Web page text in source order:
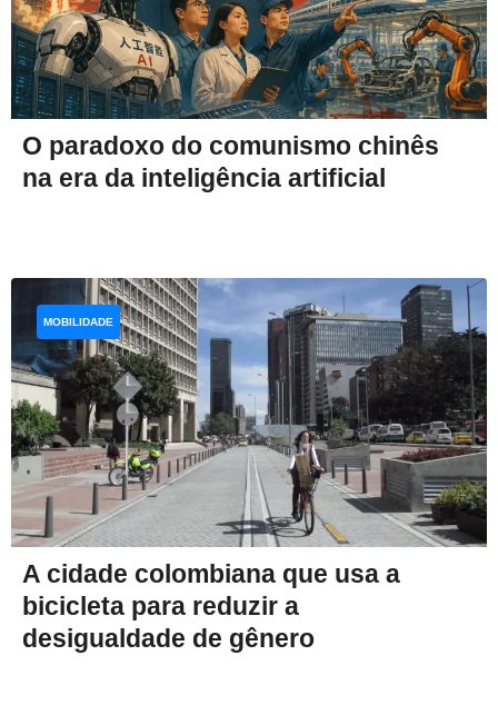
O paradoxo do comunismo chinês
na era da inteligência artificial
A cidade colombiana que usa a
bicicleta para reduzir a
desigualdade de gênero
MOBILIDADE